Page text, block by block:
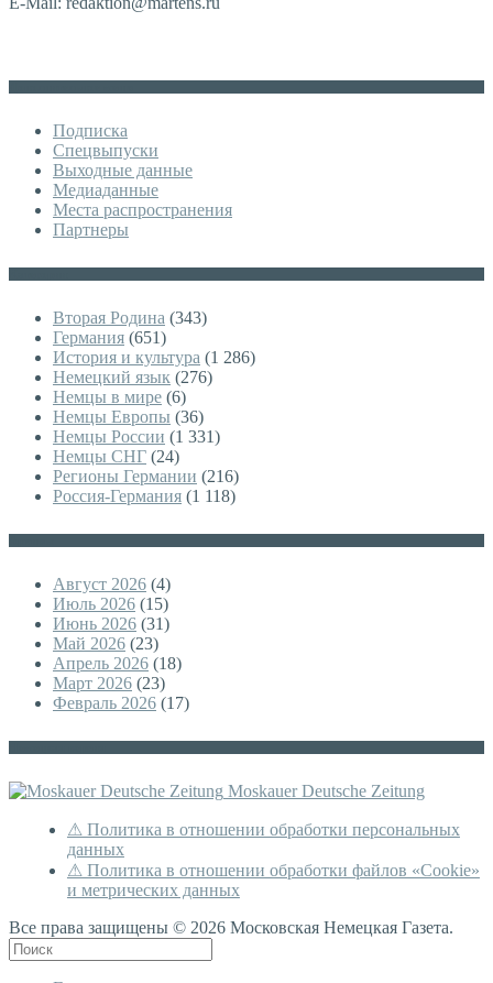
Подписка
Спецвыпуски
Выходные данные
Медиаданные
Места распространения
Партнеры
Вторая Родина (343)
Германия (651)
История и культура (1 286)
Немецкий язык (276)
Немцы в мире (6)
Немцы Европы (36)
Немцы России (1 331)
Немцы СНГ (24)
Регионы Германии (216)
Россия-Германия (1 118)
Август 2026 (4)
Июль 2026 (15)
Июнь 2026 (31)
Май 2026 (23)
Апрель 2026 (18)
Март 2026 (23)
Февраль 2026 (17)
Moskauer Deutsche Zeitung
⚠ Политика в отношении обработки персональных
данных
⚠ Политика в отношении обработки файлов «Cookie»
и метрических данных
Все права защищены © 2026 Московская Немецкая Газета.